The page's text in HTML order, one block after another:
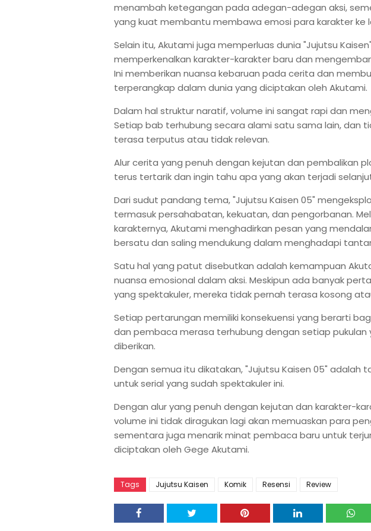
menambah ketegangan pada adegan-adegan aksi,
yang kuat membantu membawa emosi para karakter ke
Selain itu, Akutami juga memperluas dunia "Jujutsu
memperkenalkan karakter-karakter baru dan
Ini memberikan nuansa kebaruan pada cerita dan
terperangkap dalam dunia yang diciptakan oleh Akutami.
Dalam hal struktur naratif, volume ini sangat rapi dan
Setiap bab terhubung secara alami satu sama lain, dan
terasa terputus atau tidak relevan.
Alur cerita yang penuh dengan kejutan dan pembalikan
terus tertarik dan ingin tahu apa yang akan terjadi
Dari sudut pandang tema, "Jujutsu Kaisen 05"
termasuk persahabatan, kekuatan, dan pengorbanan.
karakternya, Akutami menghadirkan pesan yang
bersatu dan saling mendukung dalam menghadapi
Satu hal yang patut disebutkan adalah kemampuan
nuansa emosional dalam aksi. Meskipun ada banyak
yang spektakuler, mereka tidak pernah terasa kosong
Setiap pertarungan memiliki konsekuensi yang berarti
dan pembaca merasa terhubung dengan setiap
diberikan.
Dengan semua itu dikatakan, "Jujutsu Kaisen 05" adalah
untuk serial yang sudah spektakuler ini.
Dengan alur yang penuh dengan kejutan dan karakter-
volume ini tidak diragukan lagi akan memuaskan para
sementara juga menarik minat pembaca baru untuk
diciptakan oleh Gege Akutami.
Tags Jujutsu Kaisen Komik Resensi Review